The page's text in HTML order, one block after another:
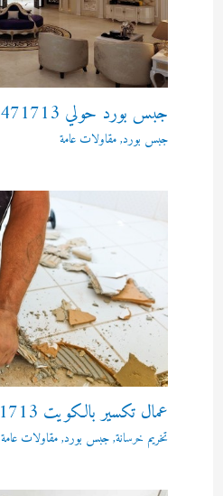
جبس بورد حولي 94471713
جبس بورد,مقاولات عامة
عمال تكسير بالكويت 94471713
تخريم خرسانة,جبس بورد,مقاولات عامة